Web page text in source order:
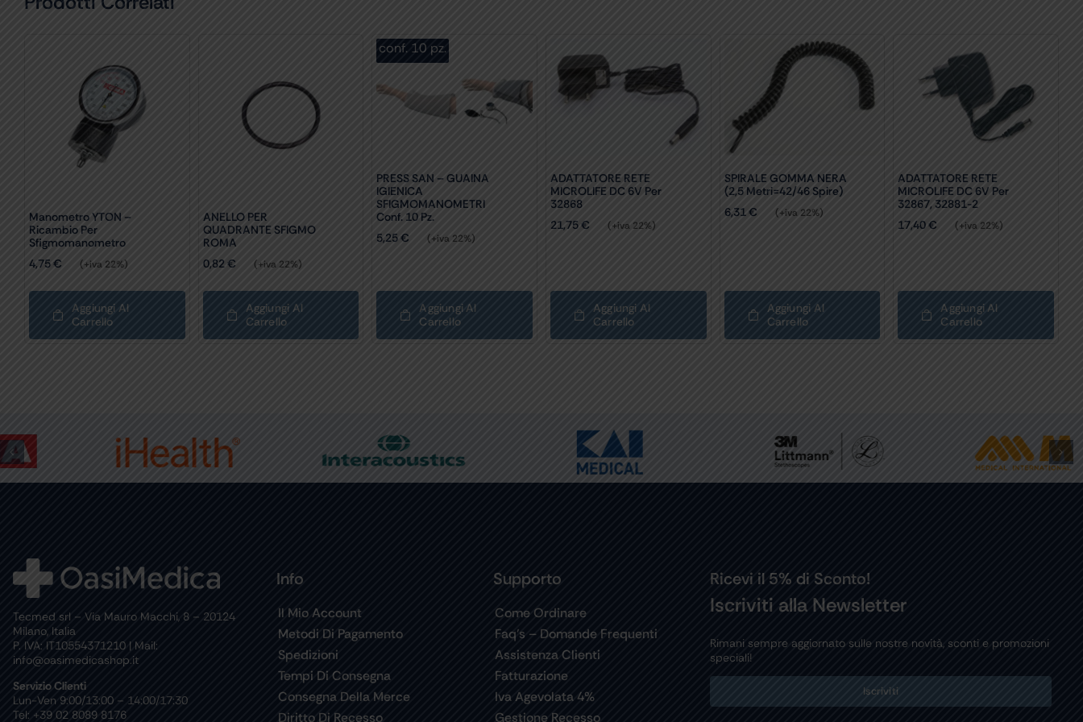
Manometro YTON –
Ricambio Per
Sfigmomanometro
4,75€ (+iva 22%)
Aggiungi Al
Carrello
ANELLO PER
QUADRANTE SFIGMO
ROMA
0,82 € (+iva 22%)
Aggiungi Al
Carrello
conf. 10 pz.
PRESS SAN – GUAINA
IGIENICA
SFIGMOMANOMETRI
Conf. 10 Pz.
5,25€ (+iva 22%)
Aggiungi Al
Carrello
ADATTATORE RETE
MICROLIFE DC 6V Per
32868
21,75€ (+iva 22%)
Aggiungi Al
Carrello
SPIRALE GOMMA NERA
(2,5 Metri=42/46 Spire)
6,31€ (+iva 22%)
Aggiungi Al
Carrello
ADATTATORE RETE
MICROLIFE DC 6V Per
32867, 32881-2
17,40€ (+iva 22%)
Aggiungi Al
Carrello
Tecmed srl – Via Mauro Macchi, 8 – 20124
Milano, Italia
P. IVA: IT10554371210 | Mail:
info@oasimedicashop.it
Servizio Clienti
Lun-Ven 9:00/13:00 – 14:00/17:30
Tel: +39 02 8089 8176
Info
Il Mio Account
Metodi Di Pagamento
Spedizioni
Tempi Di Consegna
Consegna Della Merce
Diritto Di Recesso
Supporto
Come Ordinare
Faq’s – Domande Frequenti
Assistenza Clienti
Fatturazione
Iva Agevolata 4%
Gestione Recesso
Ricevi il 5% di Sconto!
Iscriviti alla Newsletter
Rimani sempre aggiornato sulle nostre novità, sconti e promozioni
speciali!
Iscriviti